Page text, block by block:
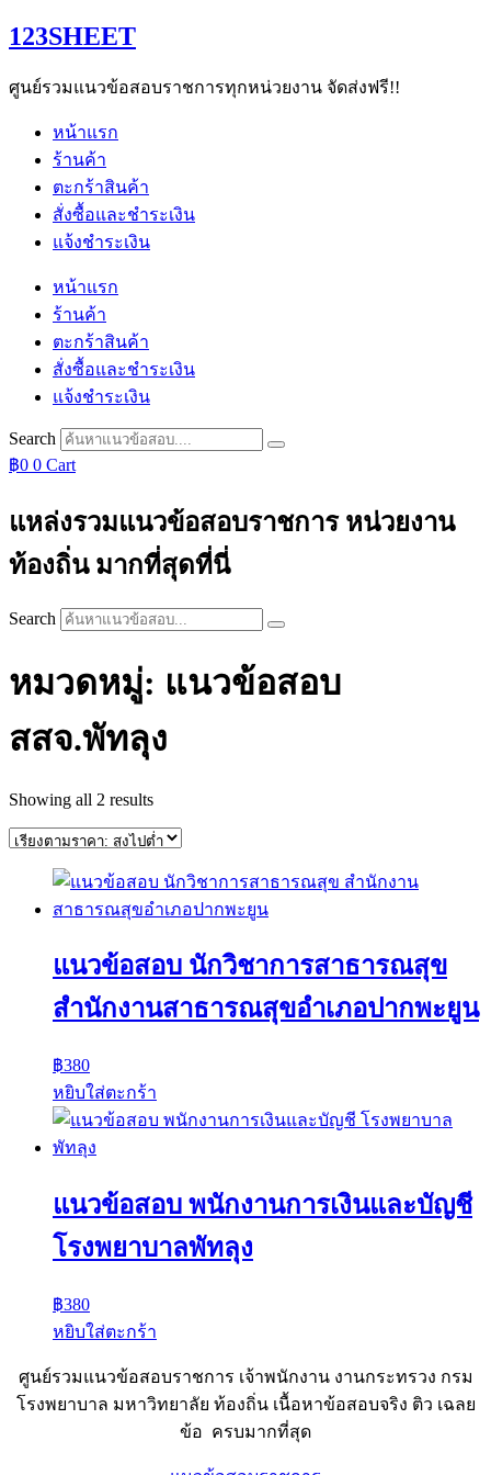
Skip
to
123SHEET
ศูนย์รวมแนวข้อสอบราชการทุกหน่วยงาน จัดส่งฟรี!!
หน้าแรก
ร้านค้า
ตะกร้าสินค้า
สั่งซื้อและชำระเงิน
แจ้งชำระเงิน
หน้าแรก
ร้านค้า
ตะกร้าสินค้า
สั่งซื้อและชำระเงิน
แจ้งชำระเงิน
Search
฿0 0 Cart
แหล่งรวมแนวข้อสอบราชการ หน่วยงาน
ท้องถิ่น มากที่สุดที่นี่
Search
หมวดหมู่: แนวข้อสอบ
สสจ.พัทลุง
Showing all 2 resultsSorted
price:
to
low
แนวข้อสอบ นักวิชาการสาธารณสุข
สำนักงานสาธารณสุขอำเภอปากพะยูน
฿380
หยิบใส่ตะกร้า
แนวข้อสอบ พนักงานการเงินและบัญชี
โรงพยาบาลพัทลุง
฿380
หยิบใส่ตะกร้า
ศูนย์รวมแนวข้อสอบราชการ เจ้าพนักงาน งานกระทรวง กรม
โรงพยาบาล มหาวิทยาลัย ท้องถิ่น เนื้อหาข้อสอบจริง ติว เฉลย
ข้อ ครบมากที่สุด